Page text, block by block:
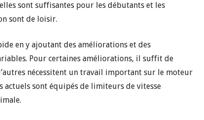
sont suffisantes pour les débutants et les
sont de loisir.
en y ajoutant des améliorations et des
Pour certaines améliorations, il suffit de
nécessitent un travail important sur le moteur
actuels sont équipés de limiteurs de vitesse